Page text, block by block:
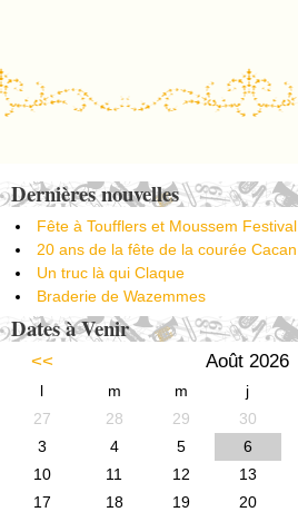
Post navigation
Dernières nouvelles
Fête à Toufflers et Moussem Festival
20 ans de la fête de la courée Cacan
Un truc là qui Claque
Braderie de Wazemmes
Dates à Venir
<< Août 2026
l m m j
27
28 29 30
3
4 5 6
10
11 12 13
17
18 19 20